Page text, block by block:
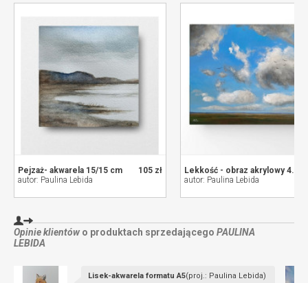
105 zł
Pejzaż- akwarela 15/15 cm
autor: Paulina Lebida
Lekkość - obraz akrylowy 40/50 cm
autor: Paulina Lebida
Opinie klientów o produktach sprzedającego PAULINA
LEBIDA
Lisek-akwarela formatu A5(proj.: Paulina Lebida)